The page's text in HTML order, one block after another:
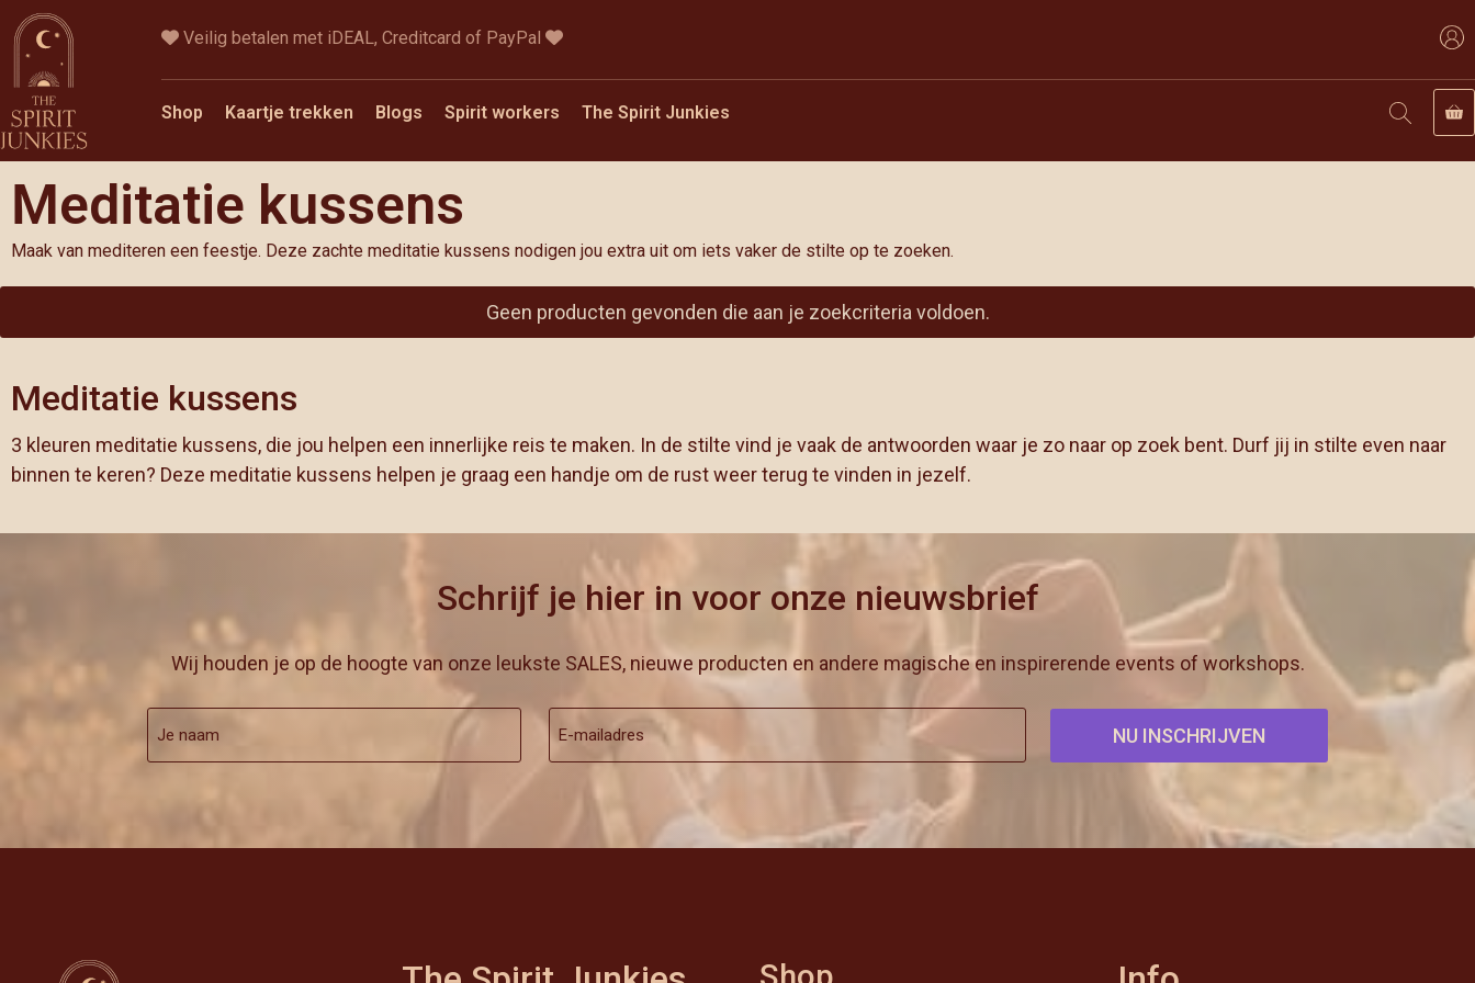
naar
inhoud
Veilig betalen met iDEAL, Creditcard of PayPal
Shop Kaartje trekken Blogs Spirit workers The Spirit Junkies
Meditatie kussens
Maak van mediteren een feestje. Deze zachte meditatie kussens nodigen jou extra uit om iets vaker de stilte op te zoeken.
Geen producten gevonden die aan je zoekcriteria voldoen.
Meditatie kussens
3 kleuren meditatie kussens, die jou helpen een innerlijke reis te maken. In de stilte vind je vaak de antwoorden waar je zo naar op zoek bent. Durf jij in stilte even naar
binnen te keren? Deze meditatie kussens helpen je graag een handje om de rust weer terug te vinden in jezelf.
Schrijf je hier in voor onze nieuwsbrief
Wij houden je op de hoogte van onze leukste SALES, nieuwe producten en andere magische en inspirerende events of workshops.